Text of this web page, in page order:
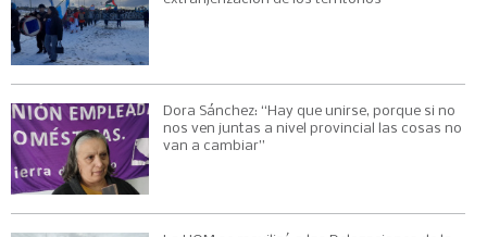
Dora Sánchez: “Hay que unirse, porque si no
nos ven juntas a nivel provincial las cosas no
van a cambiar”